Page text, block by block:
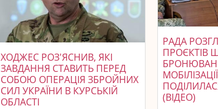
ХОДЖЕС РОЗ'ЯСНИВ, ЯКІ
ЗАВДАННЯ СТАВИТЬ ПЕРЕД
СОБОЮ ОПЕРАЦІЯ ЗБРОЙНИХ
СИЛ УКРАЇНИ В КУРСЬКІЙ
ОБЛАСТІ
РАДА
ПРОЄКТІВ
(ВІДЕО)